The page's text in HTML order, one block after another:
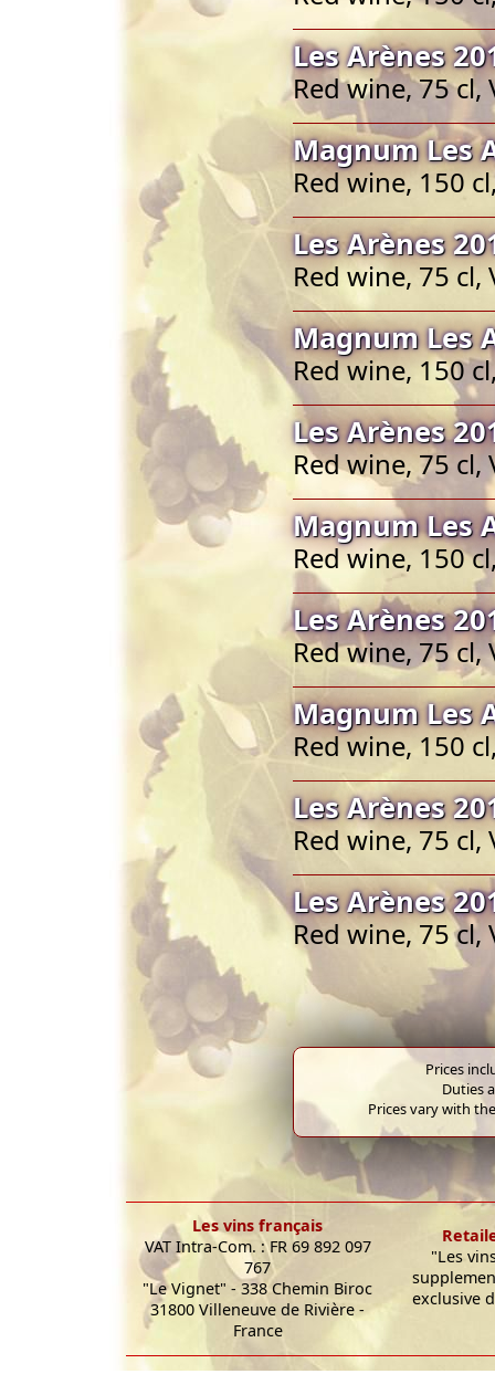
Les Arènes
Red wine, 75 cl,
Magnum Les
Red wine, 150
Les Arènes
Red wine, 75 cl,
Magnum Les
Red wine, 150
Les Arènes
Red wine, 75 cl,
Magnum Les
Red wine, 150
Les Arènes
Red wine, 75 cl,
Magnum Les
Red wine, 150
Les Arènes
Red wine, 75 cl,
Les Arènes
Red wine, 75 cl,
Prices
Duties
Prices vary with
Les vins français
VAT Intra-Com. : FR 69 892 097
767
"Le Vignet" - 338 Chemin Biroc
31800 Villeneuve de Rivière -
France
"Les
exclusive